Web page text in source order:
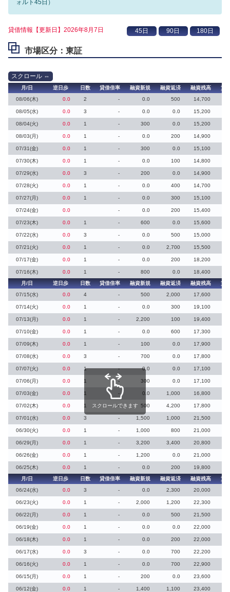
ォルト45日）
貸借情報【更新日】2026年8月7日
市場区分：東証
月/日 逆日歩 日数 貸借倍率 融資新規 融資返済 融資残高
貸
08/06(木)
0.0 2 - 0.0 500 14,700
08/05(水) 0.0 3 - 0.0 0.0 15,200
08/04(火) 0.0 1 - 300 0.0 15,200
08/03(月) 0.0 1 - 0.0 200 14,900
07/31(金) 0.0 1 - 300 0.0 15,100
07/30(木) 0.0 1 - 0.0 100 14,800
07/29(水) 0.0 3 - 200 0.0 14,900
07/28(火) 0.0 1 - 0.0 400 14,700
07/27(月) 0.0 1 - 0.0 300 15,100
07/24(金) 0.0 - 0.0 200 15,400
07/23(木) 0.0 1 - 600 0.0 15,600
07/22(水) 0.0 3 - 0.0 500 15,000
07/21(火) 0.0 1 - 0.0 2,700 15,500
07/17(金) 0.0 1 - 0.0 200 18,200
07/16(木) 0.0 1 - 800 0.0
18,400
月/日
逆日歩 日数 貸借倍率 融資新規 融資返済 融資残高
貸
07/15(水)
0.0 4 - 500 2,000 17,600
07/14(火) 0.0 1 - 0.0 300 19,100
07/13(月) 0.0 1 - 2,200 100 19,400
07/10(金) 0.0 1 - 0.0 600 17,300
07/09(木) 0.0 1 - 100 0.0 17,900
07/08(水) 0.0 3 - 700 0.0 17,800
07/07(火) 0.0 1 - 0.0 0.0 17,100
07/06(月) 0.0 1 - 300 0.0 17,100
07/03(金) 0.0 1 - 0.0 1,000 16,800
07/02(木) 0.0 1 - 500 4,200 17,800
07/01(水) 0.0 3 - 1,500 1,000 21,500
06/30(火) 0.0 1 - 1,000 800 21,000
06/29(月) 0.0 1 - 3,200 3,400 20,800
06/26(金) 0.0 1 - 1,200 0.0 21,000
06/25(木) 0.0 1 - 0.0 200
19,800
月/日
逆日歩 日数 貸借倍率 融資新規 融資返済 融資残高
貸
06/24(水)
0.0 3 - 0.0 2,300 20,000
06/23(火) 0.0 1 - 2,000 1,200 22,300
06/22(月) 0.0 1 - 0.0 500 21,500
06/19(金) 0.0 1 - 0.0 0.0 22,000
06/18(木) 0.0 1 - 0.0 200 22,000
06/17(水) 0.0 3 - 0.0 700 22,200
06/16(火) 0.0 1 - 0.0 700 22,900
06/15(月) 0.0 1 - 200 0.0 23,600
06/12(金) 0.0 1 - 1,400 1,100 23,400
スクロールできます